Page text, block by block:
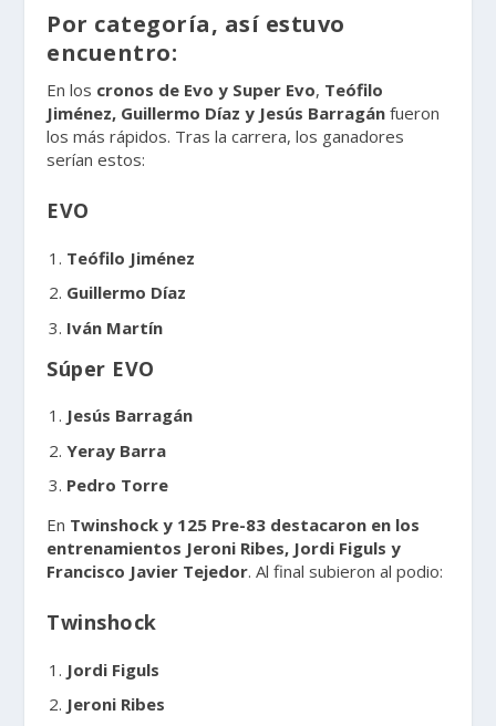
Por categoría, así estuvo
encuentro:
En los cronos de Evo y Super Evo, Teófilo
Jiménez, Guillermo Díaz y Jesús Barragán fueron
los más rápidos. Tras la carrera, los ganadores
serían estos:
EVO
Teófilo Jiménez
Guillermo Díaz
Iván Martín
Súper EVO
Jesús Barragán
Yeray Barra
Pedro Torre
En Twinshock y 125 Pre-83 destacaron en los
entrenamientos Jeroni Ribes, Jordi Figuls y
Francisco Javier Tejedor. Al final subieron al podio:
Twinshock
Jordi Figuls
Jeroni Ribes